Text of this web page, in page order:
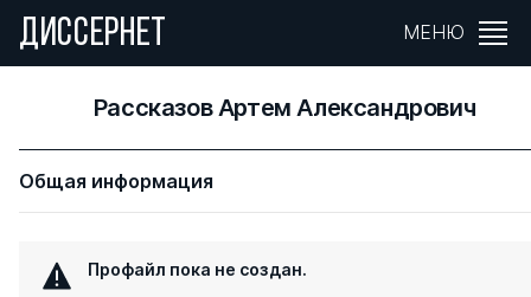
ДИССЕРНЕТ МЕНЮ
Рассказов Артем Александрович
Общая информация
Профайл пока не создан.